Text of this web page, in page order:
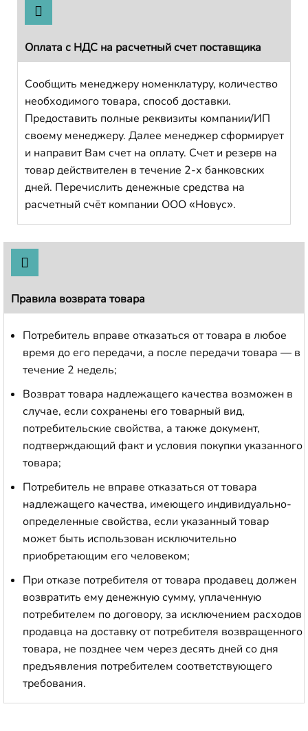
Оплата с НДС на расчетный счет поставщика
Сообщить менеджеру номенклатуру, количество
необходимого товара, способ доставки.
Предоставить полные реквизиты компании/ИП
своему менеджеру. Далее менеджер сформирует
и направит Вам счет на оплату. Счет и резерв на
товар действителен в течение 2-х банковских
дней. Перечислить денежные средства на
расчетный счёт компании ООО «Новус».
Правила возврата товара
Потребитель вправе отказаться от товара в любое
время до его передачи, а после передачи товара — в
течение 2 недель;
Возврат товара надлежащего качества возможен в
случае, если сохранены его товарный вид,
потребительские свойства, а также документ,
подтверждающий факт и условия покупки указанного
товара;
Потребитель не вправе отказаться от товара
надлежащего качества, имеющего индивидуально-
определенные свойства, если указанный товар
может быть использован исключительно
приобретающим его человеком;
При отказе потребителя от товара продавец должен
возвратить ему денежную сумму, уплаченную
потребителем по договору, за исключением расходов
продавца на доставку от потребителя возвращенного
товара, не позднее чем через десять дней со дня
предъявления потребителем соответствующего
требования.